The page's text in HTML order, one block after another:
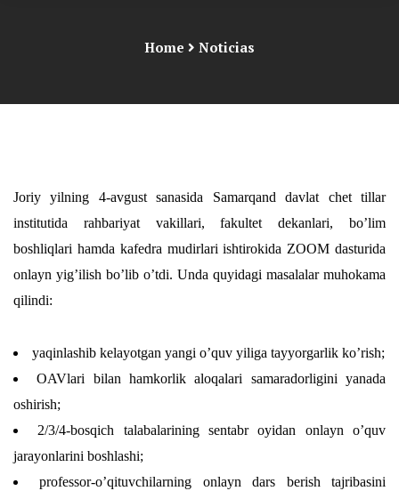
Home Noticias
Joriy yilning 4-avgust sanasida Samarqand davlat chet tillar
institutida rahbariyat vakillari, fakultet dekanlari, bo’lim
boshliqlari hamda kafedra mudirlari ishtirokida ZOOM dasturida
onlayn yig’ilish bo’lib o’tdi. Unda quyidagi masalalar muhokama
qilindi:
yaqinlashib kelayotgan yangi o’quv yiliga tayyorgarlik ko’rish;
OAVlari bilan hamkorlik aloqalari samaradorligini yanada
oshirish;
2/3/4-bosqich talabalarining sentabr oyidan onlayn o’quv
jarayonlarini boshlashi;
professor-o’qituvchilarning onlayn dars berish tajribasini